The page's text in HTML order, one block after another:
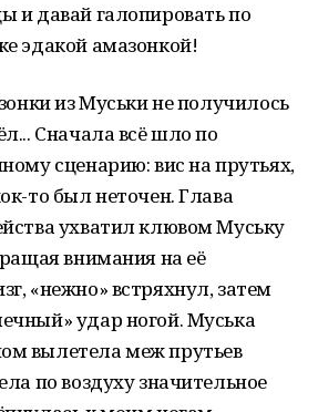
и давай галопировать по
эдакой амазонкой!
из Муськи не получилось
Сначала всё шло по
сценарию: вис на прутьях,
то был неточен. Глава
ухватил клювом Муську
внимания на её
«нежно» встряхнул, затем
удар ногой. Муська
вылетела меж прутьев
по воздуху значительное